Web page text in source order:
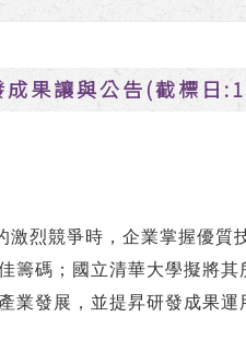
成果讓與公告(截標
烈競爭時，企業掌握優
籌碼；國立清華大學擬將
業發展，並提昇研發成果運